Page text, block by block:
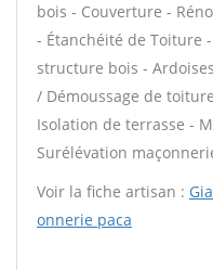
bois - Couverture -
- Étanchéité de Toiture
structure bois -
/ Démoussage de
Isolation de terrasse -
Surélévation
Voir la fiche artisan :
onnerie paca